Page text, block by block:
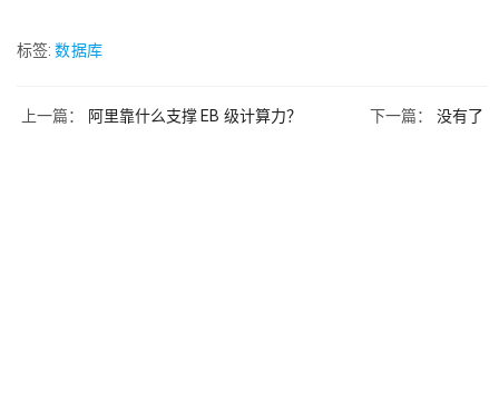
标签:数据库
上一篇： 阿里靠什么支撑 EB 级计算力？ 下一篇： 没有了